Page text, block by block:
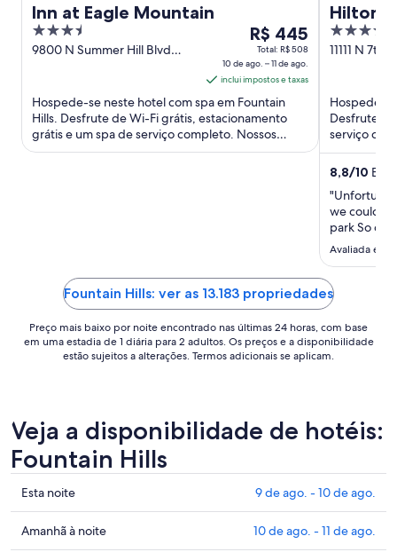
Inn at Eagle Mountain
3.5
out
9800 N Summer Hill Blvd
O
preço
é
de
R$ 445
por
diária
ago.
a
11
de
ago..
R$ 445
Total: R$ 508
10 de ago. – 11 de ago.
inclui impostos e taxas
Hospede-se neste hotel com spa em Fountain
Hills. Desfrute de Wi-Fi grátis, estacionamento
grátis e um spa de serviço completo. Nossos
hóspedes elogiam os funcionários ...
Hilton
Resort
4
out
11111 N 7th
Hospede-
Desfrute
serviço
hóspedes
8,8/10
we could
park So
Avaliada em
Fountain Hills: ver as 13.183 propriedades
Preço mais baixo por noite encontrado nas últimas 24 horas, com base
em uma estadia de 1 diária para 2 adultos. Os preços e a disponibilidade
estão sujeitos a alterações. Termos adicionais se aplicam.
Veja a disponibilidade de hotéis:
Fountain Hills
Confira
os
preços
Esta noite 9 de ago. - 10 de ago.
Confira
Amanhã à noite 10 de ago. - 11 de ago.